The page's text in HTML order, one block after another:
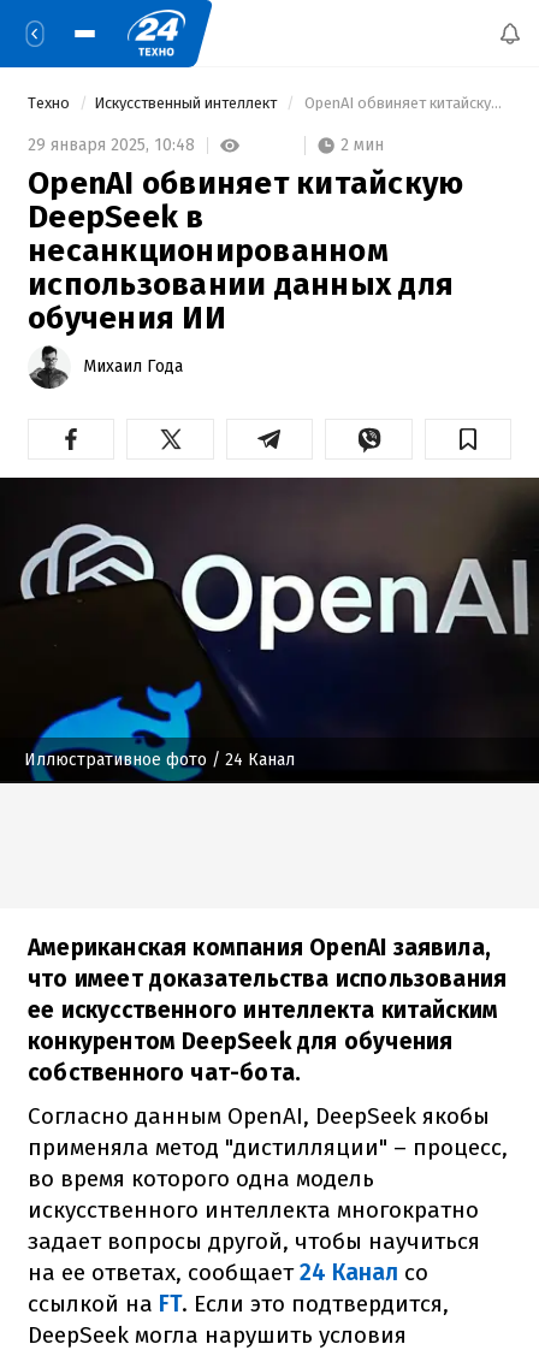
Техно Искусственный интеллект OpenAI обвиняет китайскую DeepSeek в несанкционированном использовании данных для обучения ИИ
29 января 2025, 10:48 2 мин
OpenAI обвиняет китайскую
DeepSeek в
несанкционированном
использовании данных для
обучения ИИ
Михаил Года
Иллюстративное фото / 24 Канал
Американская компания OpenAI заявила,
что имеет доказательства использования
ее искусственного интеллекта китайским
конкурентом DeepSeek для обучения
собственного чат-бота.
Согласно данным OpenAI, DeepSeek якобы
применяла метод "дистилляции" – процесс,
во время которого одна модель
искусственного интеллекта многократно
задает вопросы другой, чтобы научиться
на ее ответах, сообщает24 Канал со
ссылкой на FT. Если это подтвердится,
DeepSeek могла нарушить условия